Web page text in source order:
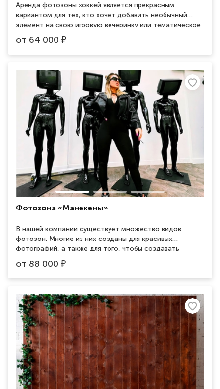
Аренда фотозоны хоккей является прекрасным
вариантом для тех, кто хочет добавить необычный
элемент на свою игровую вечеринку или тематическое
мероприятие. Фотозона хоккей представляет собой
специально оформленный элемент, имитирующий
ледовую арену, на которой установлены миниатюрные
наслаждаться фотографированием, используя
реквизит и играя в миниатюрный хоккей.
от 64 000 ₽
Фотозона «Манекены»
В нашей компании существует множество видов
фотозон. Многие из них созданы для красивых
фотографий, а также для того, чтобы создавать
романтические, веселые или мистические сцены.
Фотозона «Манекены» идеально подойдет для
необычных креативных вечеринок и праздников. Ее
привлекают внимание и создают фантастический
футуристический декор окружающей обстановке.
Фотозона не останется незаметной и не оставит
равнодушными гостей любого мероприятия.
от 88 000 ₽